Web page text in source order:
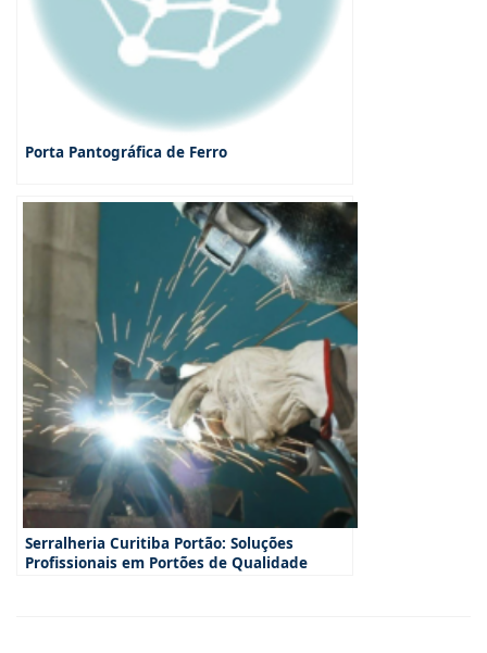
Porta Pantográfica de Ferro
Serralheria Curitiba Portão: Soluções
Profissionais em Portões de Qualidade